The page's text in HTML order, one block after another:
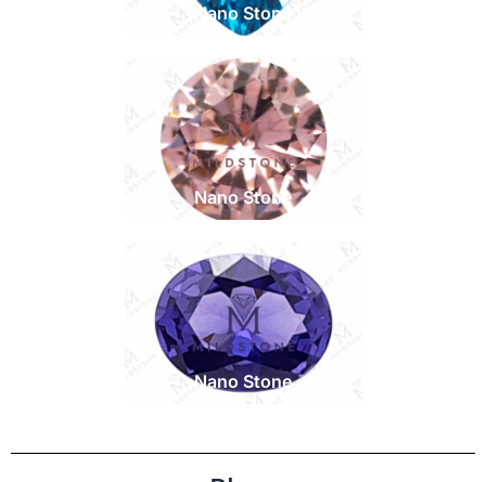
Nano Stone
Nano Stone
Nano Stone